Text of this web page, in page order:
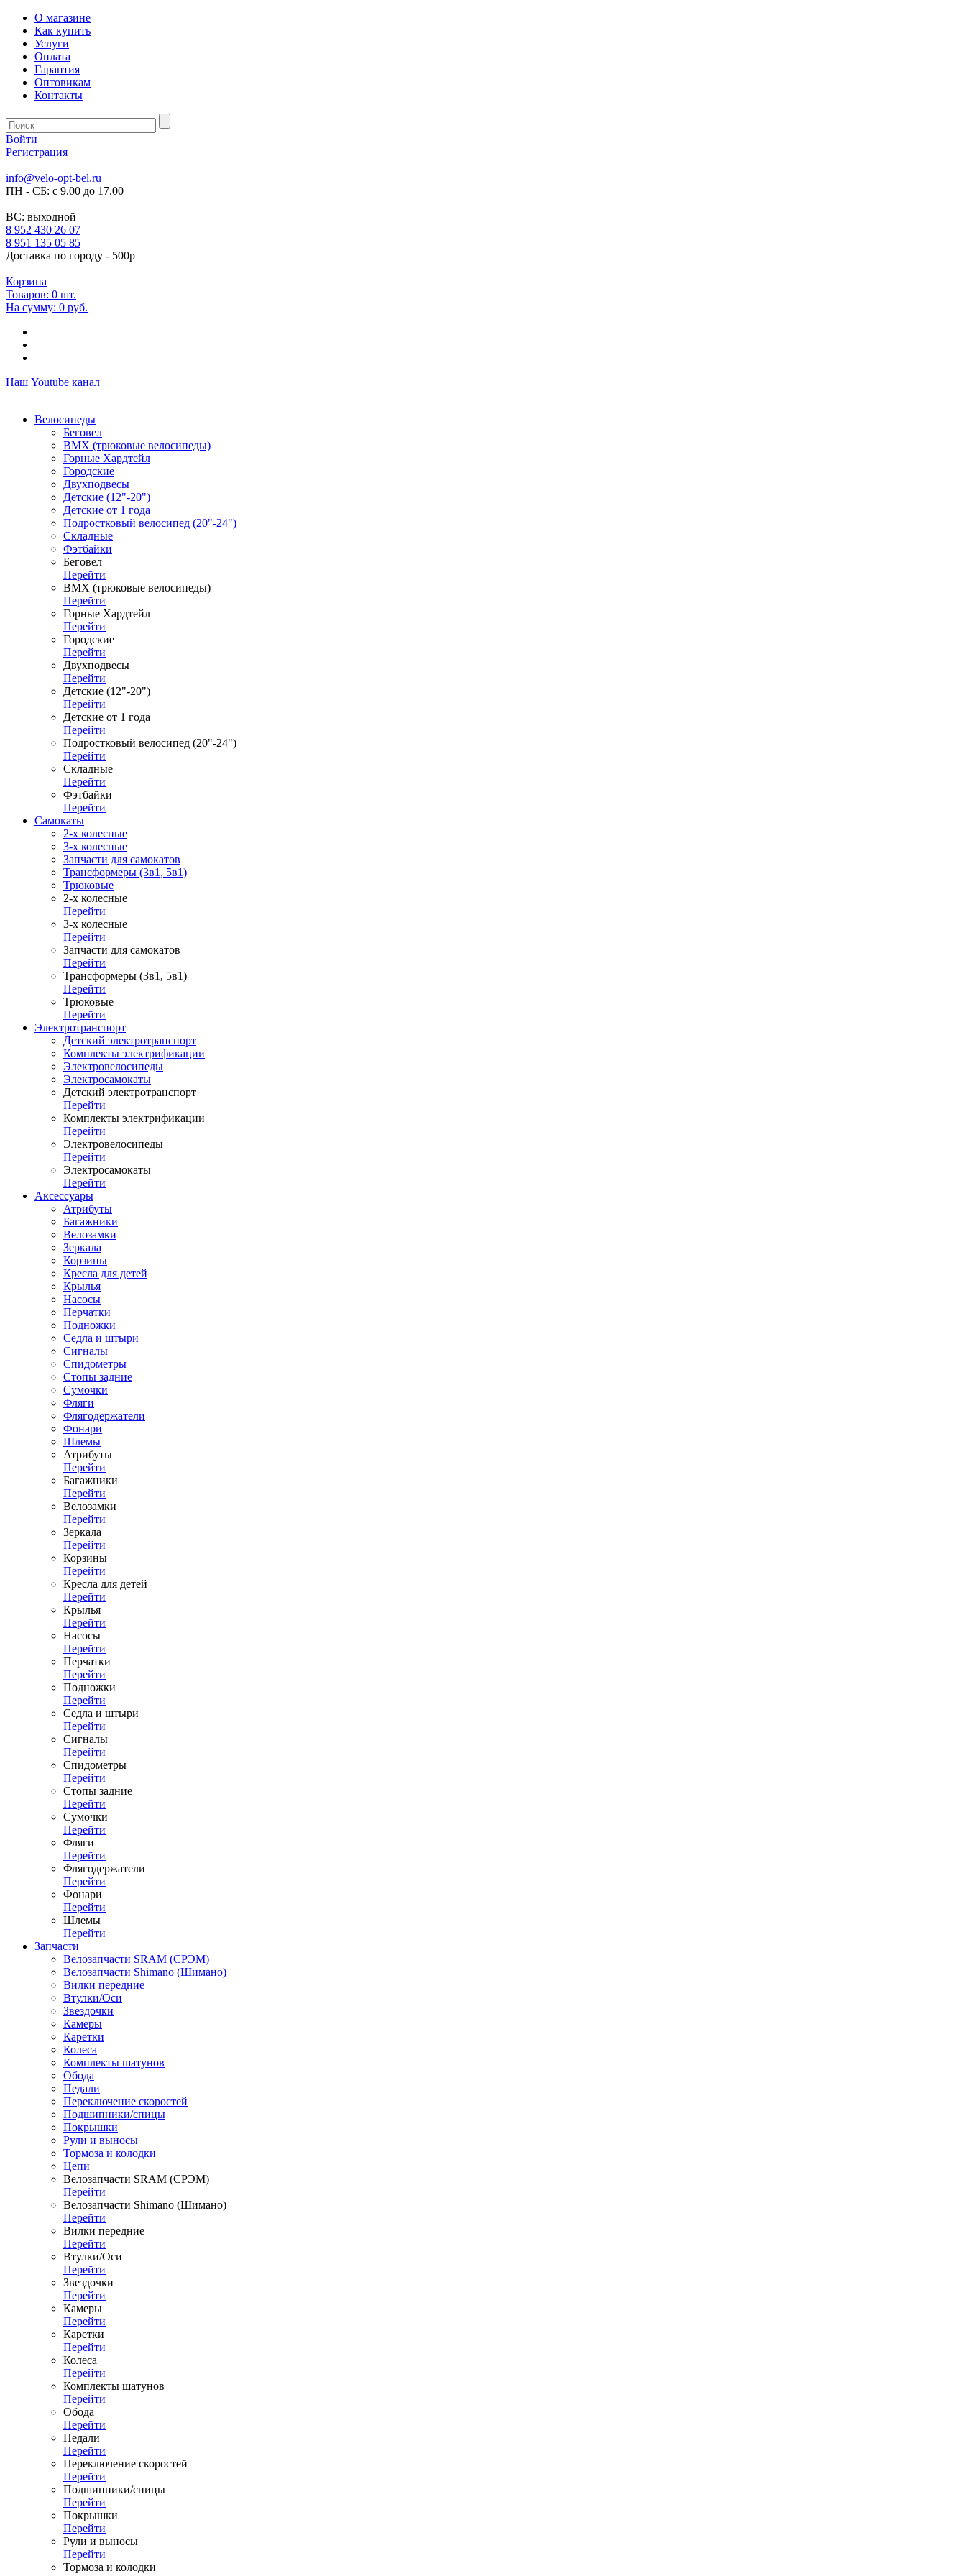
О магазине
Как купить
Услуги
Оплата
Гарантия
Оптовикам
Контакты
Войти
Регистрация
info@velo-opt-bel.ru
ПН - СБ: с 9.00 до 17.00
ВС: выходной
8 952 430 26 07
8 951 135 05 85
Доставка по городу - 500р
Корзина
Товаров: 0 шт.
На сумму: 0 руб.
Наш Youtube канал
Велосипеды
Беговел
ВМХ (трюковые велосипеды)
Горные Хардтейл
Городские
Двухподвесы
Детские (12"-20")
Детские от 1 года
Подростковый велосипед (20"-24")
Складные
Фэтбайки
Беговел
Перейти
ВМХ (трюковые велосипеды)
Перейти
Горные Хардтейл
Перейти
Городские
Перейти
Двухподвесы
Перейти
Детские (12"-20")
Перейти
Детские от 1 года
Перейти
Подростковый велосипед (20"-24")
Перейти
Складные
Перейти
Фэтбайки
Перейти
Самокаты
2-х колесные
3-х колесные
Запчасти для самокатов
Трансформеры (3в1, 5в1)
Трюковые
2-х колесные
Перейти
3-х колесные
Перейти
Запчасти для самокатов
Перейти
Трансформеры (3в1, 5в1)
Перейти
Трюковые
Перейти
Электротранспорт
Детский электротранспорт
Комплекты электрификации
Электровелосипеды
Электросамокаты
Детский электротранспорт
Перейти
Комплекты электрификации
Перейти
Электровелосипеды
Перейти
Электросамокаты
Перейти
Аксессуары
Атрибуты
Багажники
Велозамки
Зеркала
Корзины
Кресла для детей
Крылья
Насосы
Перчатки
Подножки
Седла и штыри
Сигналы
Спидометры
Стопы задние
Сумочки
Фляги
Флягодержатели
Фонари
Шлемы
Атрибуты
Перейти
Багажники
Перейти
Велозамки
Перейти
Зеркала
Перейти
Корзины
Перейти
Кресла для детей
Перейти
Крылья
Перейти
Насосы
Перейти
Перчатки
Перейти
Подножки
Перейти
Седла и штыри
Перейти
Сигналы
Перейти
Спидометры
Перейти
Стопы задние
Перейти
Сумочки
Перейти
Фляги
Перейти
Флягодержатели
Перейти
Фонари
Перейти
Шлемы
Перейти
Запчасти
Велозапчасти SRAM (СРЭМ)
Велозапчасти Shimano (Шимано)
Вилки передние
Втулки/Оси
Звездочки
Камеры
Каретки
Колеса
Комплекты шатунов
Обода
Педали
Переключение скоростей
Подшипники/спицы
Покрышки
Рули и выносы
Тормоза и колодки
Цепи
Велозапчасти SRAM (СРЭМ)
Перейти
Велозапчасти Shimano (Шимано)
Перейти
Вилки передние
Перейти
Втулки/Оси
Перейти
Звездочки
Перейти
Камеры
Перейти
Каретки
Перейти
Колеса
Перейти
Комплекты шатунов
Перейти
Обода
Перейти
Педали
Перейти
Переключение скоростей
Перейти
Подшипники/спицы
Перейти
Покрышки
Перейти
Рули и выносы
Перейти
Тормоза и колодки